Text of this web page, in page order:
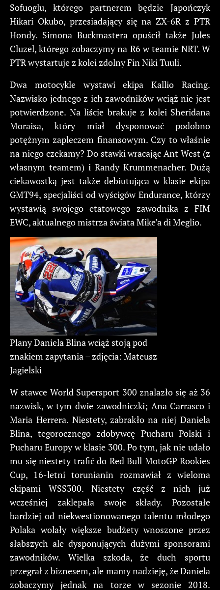
Sofuoglu, którego partnerem będzie Japończyk
Hikari Okubo, przesiadający się na ZX-6R z PTR
Hondy. Simona Buckmastera opuścił także Jules
Cluzel, którego zobaczymy na R6 w teamie NRT. W
PTR wystartuje z kolei zdolny Fin Niki Tuuli.
Dwa motocykle wystawi ekipa Kallio Racing.
Nazwisko jednego z ich zawodników wciąż nie jest
potwierdzone. Na liście brakuje z kolei Sheridana
Moraisa, który miał dysponować podobno
potężnym zapleczem finansowym. Czy to właśnie
na niego czekamy? Do stawki wracając Ant West (z
własnym teamem) i Randy Krummenacher. Dużą
ciekawostką jest także debiutująca w klasie ekipa
GMT94, specjaliści od wyścigów Endurance, którzy
wystawią swojego etatowego zawodnika z FIM
EWC, aktualnego mistrza świata Mike’a di Meglio.
Plany Daniela Blina wciąż stoją pod
znakiem zapytania – zdjęcia: Mateusz
Jagielski
W stawce World Supersport 300 znalazło się aż 36
nazwisk, w tym dwie zawodniczki; Ana Carrasco i
Maria Herrera. Niestety, zabrakło na niej Daniela
Blina, tegorocznego zdobywcę Pucharu Polski i
Pucharu Europy w klasie 300. Po tym, jak nie udało
mu się niestety trafić do Red Bull MotoGP Rookies
Cup, 16-letni torunianin rozmawiał z wieloma
ekipami WSS300. Niestety część z nich już
wcześniej zaklepała swoje składy. Pozostałe
bardziej od niekwestionowanego talentu młodego
Polaka wolały większe budżety wnoszone przez
słabszych ale dysponujących dużymi sponsorami
zawodników. Wielka szkoda, że duch sportu
przegrał z biznesem, ale mamy nadzieję, że Daniela
zobaczymy jednak na torze w sezonie 2018.